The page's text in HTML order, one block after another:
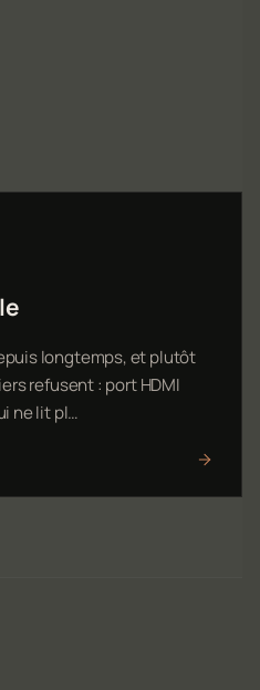
longtemps, et plutôt
refusent : port HDMI
ne lit pl…